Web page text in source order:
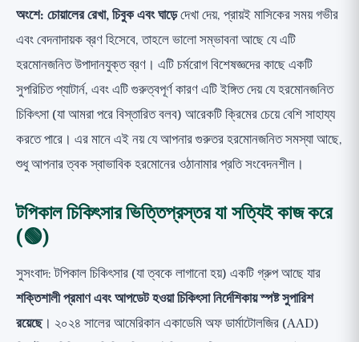
অংশে: চোয়ালের রেখা, চিবুক এবং ঘাড়েদেখা দেয়, প্রায়ই মাসিকের সময় গভীর
এবং বেদনাদায়ক ব্রণ হিসেবে, তাহলে ভালো সম্ভাবনা আছে যে এটি
হরমোনজনিত উপাদানযুক্ত ব্রণ। এটি চর্মরোগ বিশেষজ্ঞদের কাছে একটি
সুপরিচিত প্যাটার্ন, এবং এটি গুরুত্বপূর্ণ কারণ এটি ইঙ্গিত দেয় যে হরমোনজনিত
চিকিৎসা (যা আমরা পরে বিস্তারিত বলব) আরেকটি ক্রিমের চেয়ে বেশি সাহায্য
করতে পারে। এর মানে এই নয় যে আপনার গুরুতর হরমোনজনিত সমস্যা আছে,
শুধু আপনার ত্বক স্বাভাবিক হরমোনের ওঠানামার প্রতি সংবেদনশীল।
টপিকাল চিকিৎসার ভিত্তিপ্রস্তর যা সত্যিই কাজ করে
(🟢)
সুসংবাদ: টপিকাল চিকিৎসার (যা ত্বকে লাগানো হয়) একটি গ্রুপ আছে যার
শক্তিশালী প্রমাণ এবং আপডেট হওয়া চিকিৎসা নির্দেশিকায় স্পষ্ট সুপারিশ
রয়েছে। ২০২৪ সালের আমেরিকান একাডেমি অফ ডার্মাটোলজির (AAD)